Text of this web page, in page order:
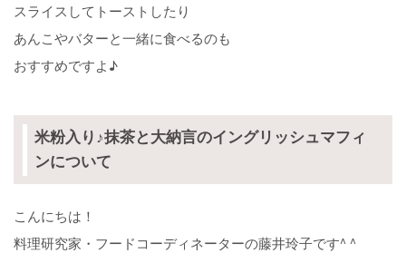
スライスしてトーストしたり
あんこやバターと一緒に食べるのも
おすすめですよ♪
米粉入り♪抹茶と大納言のイングリッシュマフィ
ンについて
こんにちは！
料理研究家・フードコーディネーターの藤井玲子です^ ^